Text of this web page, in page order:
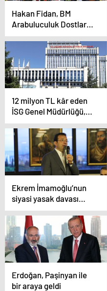
Hakan Fidan, BM
Arabuluculuk Dostlar
Grubu toplantısında
12 milyon TL kâr eden
İSG Genel Müdürlüğü,
sektörde yetersiz
kaldı!
Ekrem İmamoğlu’nun
siyasi yasak davası
ertelendi!
Erdoğan, Paşinyan ile
bir araya geldi